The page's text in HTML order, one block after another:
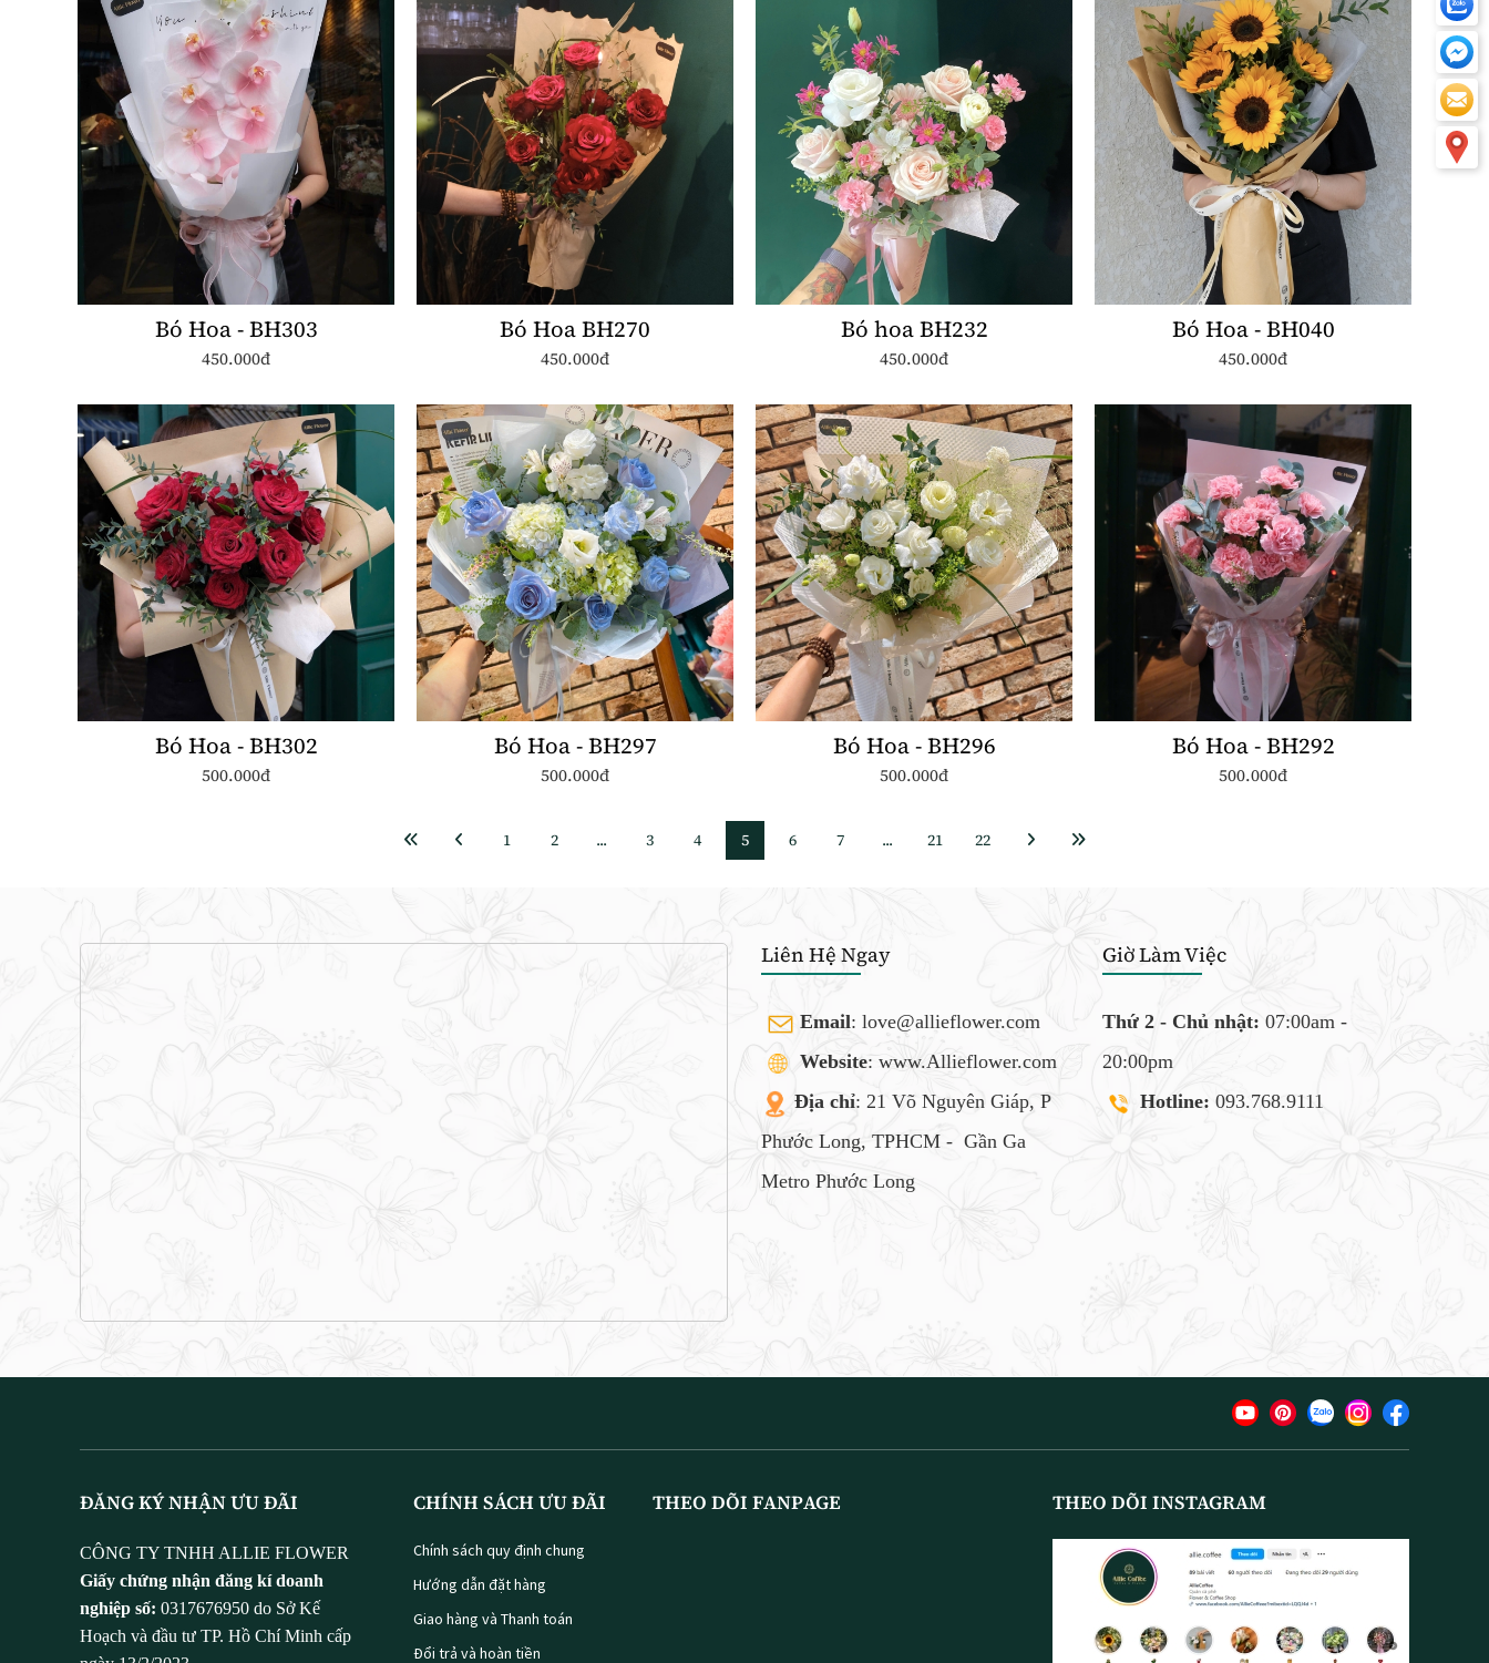
Bó Hoa - BH303
450.000đ
Bó Hoa BH270
450.000đ
Bó hoa BH232
450.000đ
Bó Hoa - BH040
450.000đ
Bó Hoa - BH302
500.000đ
Bó Hoa - BH297
500.000đ
Bó Hoa - BH296
500.000đ
Bó Hoa - BH292
500.000đ
1 2 ... 3 4 5 6 7 ... 21 22
Liên Hệ Ngay
Email: love@allieflower.com
Website: www.Allieflower.com
Địa chỉ: 21 Võ Nguyên Giáp, P
Phước Long, TPHCM - Gần Ga
Metro Phước Long
Giờ Làm Việc
Thứ 2 - Chủ nhật: 07:00am -
20:00pm
Hotline: 093.768.9111
ĐĂNG KÝ NHẬN ƯU ĐÃI
CÔNG TY TNHH ALLIE FLOWER
Giấy chứng nhận đăng kí doanh
nghiệp số: 0317676950 do Sở Kế
Hoạch và đầu tư TP. Hồ Chí Minh cấp
CHÍNH SÁCH ƯU ĐÃI
Chính sách quy định chung
Hướng dẫn đặt hàng
Giao hàng và Thanh toán
Đổi trả và hoàn tiền
THEO DÕI FANPAGE THEO DÕI INSTAGRAM